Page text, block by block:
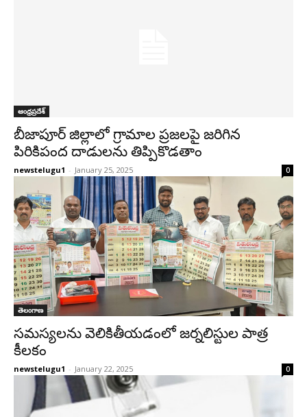
ఆంధ్రప్రదేశ్‌
బీజాపూర్ జిల్లాలో గ్రామాల ప్రజలపై జరిగిన
పిరికిపంద దాడులను తిప్పికొడతాం
newstelugu1 - January 25, 2025 0
తెలంగాణ
సమస్యలను వెలికితీయడంలో జర్నలిస్టుల పాత్ర
కీలకం
newstelugu1 - January 22, 2025 0